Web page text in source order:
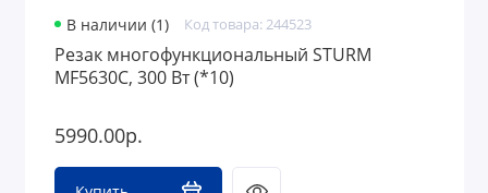
В наличии (1) Код товара: 244523
Резак многофункциональный STURM
MF5630C, 300 Вт (*10)
5990.00р.